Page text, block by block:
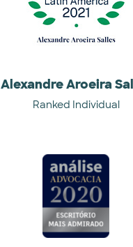
Alexandre Aroeira
Ranked Individual